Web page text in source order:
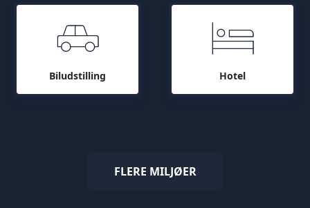
Biludstilling Hotel
FLERE MILJØER